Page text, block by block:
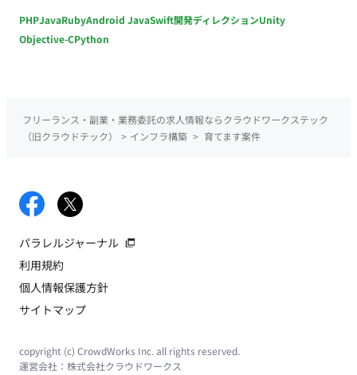
PHPJavaRubyAndroid JavaSwift開発ディレクションUnity
Objective-CPython
フリーランス・副業・業務委託の求人情報ならクラウドワークステック
（旧クラウドテック）
> インフラ構築 > 育てます案件
パラレルジャーナル
利用規約
個人情報保護方針
サイトマップ
copyright (c) CrowdWorks Inc. all rights reserved.
運営会社： 株式会社クラウドワークス